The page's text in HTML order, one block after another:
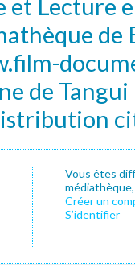
et Lecture
de
de
Vous êtes
Créer un
S’identifier